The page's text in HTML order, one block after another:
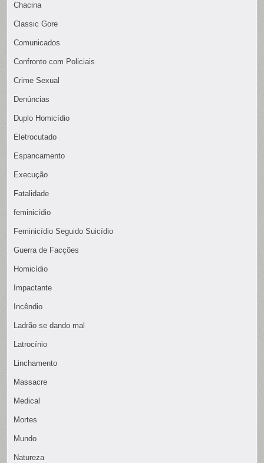
Chacina
Classic Gore
Comunicados
Confronto com Policiais
Crime Sexual
Denúncias
Duplo Homicídio
Eletrocutado
Espancamento
Execução
Fatalidade
feminicídio
Feminicídio Seguido Suicídio
Guerra de Facções
Homicídio
Impactante
Incêndio
Ladrão se dando mal
Latrocínio
Linchamento
Massacre
Medical
Mortes
Mundo
Natureza